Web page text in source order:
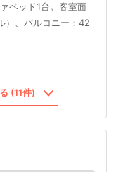
ベッド1台。客室面
）、バルコニー：42
(11件)